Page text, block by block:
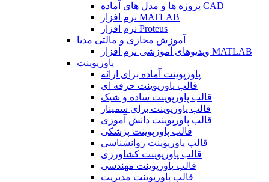
پروژه ها و مدل های آماده CAD
نرم افزار MATLAB
نرم افزار Proteus
آموزش مجازی و مالتی مدیا
ویدیوهای آموزشی نرم افزار MATLAB
پاورپوینت
پاورپوینت آماده برای ارائه
قالب پاورپوینت حرفه ای
قالب پاورپوینت ساده و شیک
قالب پاورپوینت برای سمینار
قالب پاورپوینت دانش آموزی
قالب پاورپوینت پزشکی
قالب پاورپوینت روانشناسی
قالب پاورپوینت کشاورزی
قالب پاورپوینت مهندسی
قالب پاورپوینت مدیریت